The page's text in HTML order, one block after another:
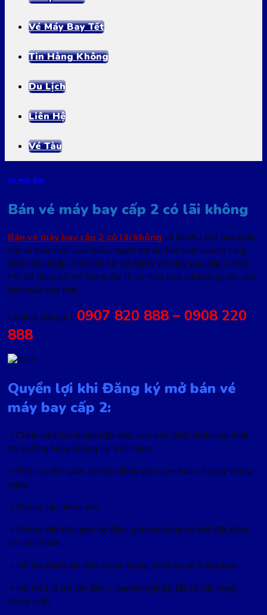
Vé Máy Bay Tết
Tin Hàng Không
Du Lịch
Liên Hệ
Vé Tàu
Vé Máy Bay
Bán vé máy bay cấp 2 có lãi không
Bán vé máy bay cấp 2 có lãi không và lãi như thế nào chắc
hẳn là thắc mắc của nhiều người khi dự tính kinh doanh tăng
thêm thu nhập. Hãy liên hệ với đại lý vé máy bay cấp 1 Việt
Mỹ để đăng ký trở thành đại lý vé máy bay với không cần vốn,
lợi nhuận cao nhé.
Hotline đăng ký: 0907 820 888 – 0908 220
888
Quyền lợi khi Đăng ký mở bán vé
máy bay cấp 2:
+ Chính sách lợi nhuận hấp dẫn, cam kết chiết khấu cao nhất
thị trường hàng không tại Việt Nam.
+ Thủ tục đơn giản, ký hợp đồng cấp user bán vé ngay trong
ngày.
+ Không cần nhiều vốn
+ Không cần thời gian cố định, giờ nào cũng có thể đặt được
vé cho khách.
+ Hỗ trợ đại lý xin chỗ, down hạng, xử lý sự cố ở sân bay . . .
+ Hỗ trợ Hỗ trợ tận tình – chuyên nghiệp tất cả các ngày
trong tuần